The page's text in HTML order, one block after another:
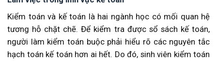
Kiểm toán và kế toán là hai ngành học có mối quan hệ
tương hỗ chặt chẽ. Để kiểm tra được sổ sách kế toán,
người làm kiểm toán buộc phải hiểu rõ các nguyên tắc
hạch toán kế toán hơn ai hết. Do đó, sinh viên kiểm toán